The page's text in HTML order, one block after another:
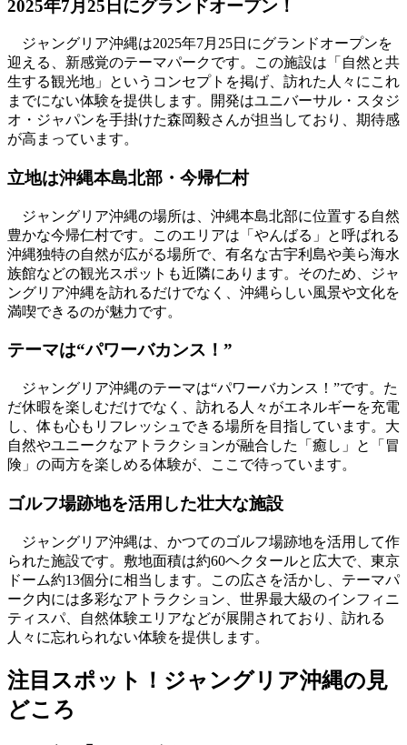
2025年7月25日にグランドオープン！
ジャングリア沖縄は2025年7月25日にグランドオープンを
迎える、新感覚のテーマパークです。この施設は「自然と共
生する観光地」というコンセプトを掲げ、訪れた人々にこれ
までにない体験を提供します。開発はユニバーサル・スタジ
オ・ジャパンを手掛けた森岡毅さんが担当しており、期待感
が高まっています。
立地は沖縄本島北部・今帰仁村
ジャングリア沖縄の場所は、沖縄本島北部に位置する自然
豊かな今帰仁村です。このエリアは「やんばる」と呼ばれる
沖縄独特の自然が広がる場所で、有名な古宇利島や美ら海水
族館などの観光スポットも近隣にあります。そのため、ジャ
ングリア沖縄を訪れるだけでなく、沖縄らしい風景や文化を
満喫できるのが魅力です。
テーマは“パワーバカンス！”
ジャングリア沖縄のテーマは“パワーバカンス！”です。た
だ休暇を楽しむだけでなく、訪れる人々がエネルギーを充電
し、体も心もリフレッシュできる場所を目指しています。大
自然やユニークなアトラクションが融合した「癒し」と「冒
険」の両方を楽しめる体験が、ここで待っています。
ゴルフ場跡地を活用した壮大な施設
ジャングリア沖縄は、かつてのゴルフ場跡地を活用して作
られた施設です。敷地面積は約60ヘクタールと広大で、東京
ドーム約13個分に相当します。この広さを活かし、テーマパ
ーク内には多彩なアトラクション、世界最大級のインフィニ
ティスパ、自然体験エリアなどが展開されており、訪れる
人々に忘れられない体験を提供します。
注目スポット！ジャングリア沖縄の見
どころ